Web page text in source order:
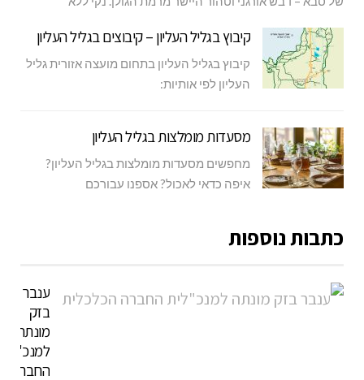
קיבוץ בגליל העליון – קיבוצים בגליל העליון
קיבוץ בגליל העליון בתחום מועצה אזורית גליל
העליון לפי אותיות:
מסעדות מומלצות בגליל העליון
מחפשים מסעדות מומלצות בגליל העליון?
איפה כדאי לאכול? אספנו עבורכם
כתבות נוספות
ענבר
בזק
מונתה
החברה